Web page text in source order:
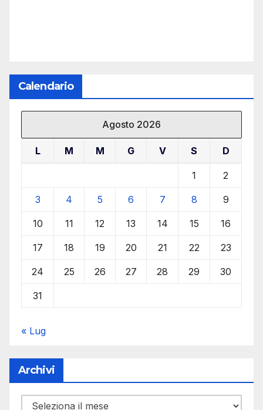
Calendario
Agosto 2026
L M M G V S D
1 2
3 4 5 6 7 8 9
10 11 12 13 14 15 16
17 18 19 20 21 22 23
24 25 26 27 28 29 30
31
« Lug
Archivi
Archivi